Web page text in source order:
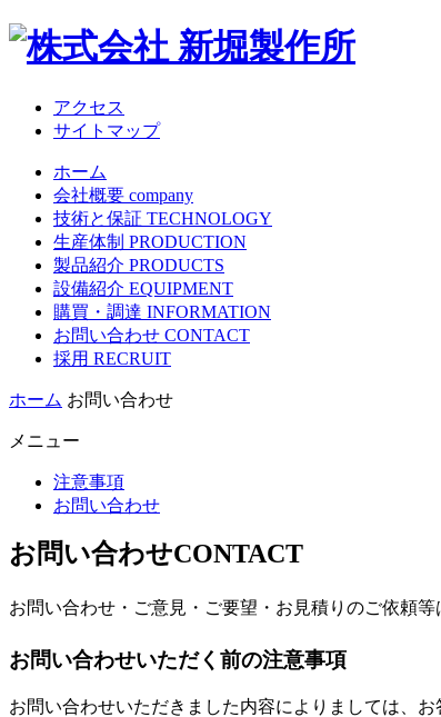
アクセス
サイトマップ
ホーム
会社概要 company
技術と保証 TECHNOLOGY
生産体制 PRODUCTION
製品紹介 PRODUCTS
設備紹介 EQUIPMENT
購買・調達 INFORMATION
お問い合わせ CONTACT
採用 RECRUIT
ホーム お問い合わせ
メニュー
注意事項
お問い合わせ
お問い合わせCONTACT
お問い合わせ・ご意見・ご要望・お見積りのご依頼
お問い合わせいただく前の注意事項
お問い合わせいただきました内容によりましては、